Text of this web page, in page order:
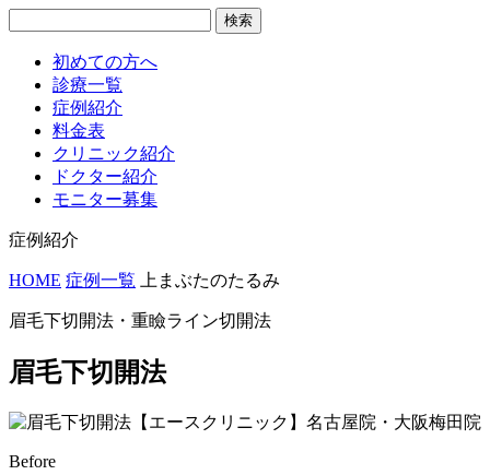
検索
初めての方へ
診療一覧
症例紹介
料金表
クリニック紹介
ドクター紹介
モニター募集
症例紹介
HOME 症例一覧 上まぶたのたるみ
眉毛下切開法・重瞼ライン切開法
眉毛下切開法
Before